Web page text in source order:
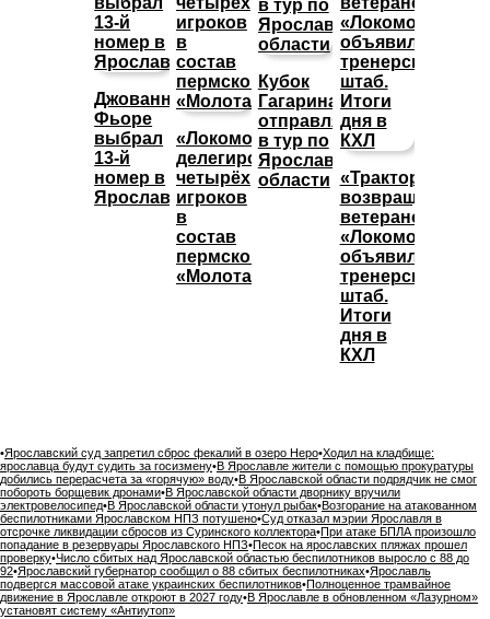
Джованни
Фьоре
выбрал
13-й
номер в
Ярославле
«Локомотив»
делегировал
четырёх
игроков
в
состав
пермского
«Молота»
Кубок
Гагарина
отправляется
в тур по
Ярославской
области «Трактор»
возвращает
ветеранов,
«Локомотив»
объявил
тренерский
штаб.
Итоги
дня в
КХЛ
•Ярославский суд запретил сброс фекалий в озеро Неро•Ходил на кладбище:
ярославца будут судить за госизмену•В Ярославле жители с помощью прокуратуры
добились перерасчета за «горячую» воду•В Ярославской области подрядчик не смог
побороть борщевик дронами•В Ярославской области дворнику вручили
электровелосипед•В Ярославской области утонул рыбак•Возгорание на атакованном
беспилотниками Ярославском НПЗ потушено•Суд отказал мэрии Ярославля в
отсрочке ликвидации сбросов из Суринского коллектора•При атаке БПЛА произошло
попадание в резервуары Ярославского НПЗ•Песок на ярославских пляжах прошел
проверку•Число сбитых над Ярославской областью беспилотников выросло с 88 до
92•Ярославский губернатор сообщил о 88 сбитых беспилотниках•Ярославль
подвергся массовой атаке украинских беспилотников•Полноценное трамвайное
движение в Ярославле откроют в 2027 году•В Ярославле в обновленном «Лазурном»
установят систему «Антиутоп»